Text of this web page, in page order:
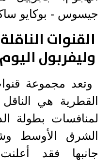
جيسوس - بوكايو
القنوات
وليفربول اليوم
وتعد مجموعة
القطرية هي
لمنافسات بطولة
الشرق الأوسط
جانبها فقد